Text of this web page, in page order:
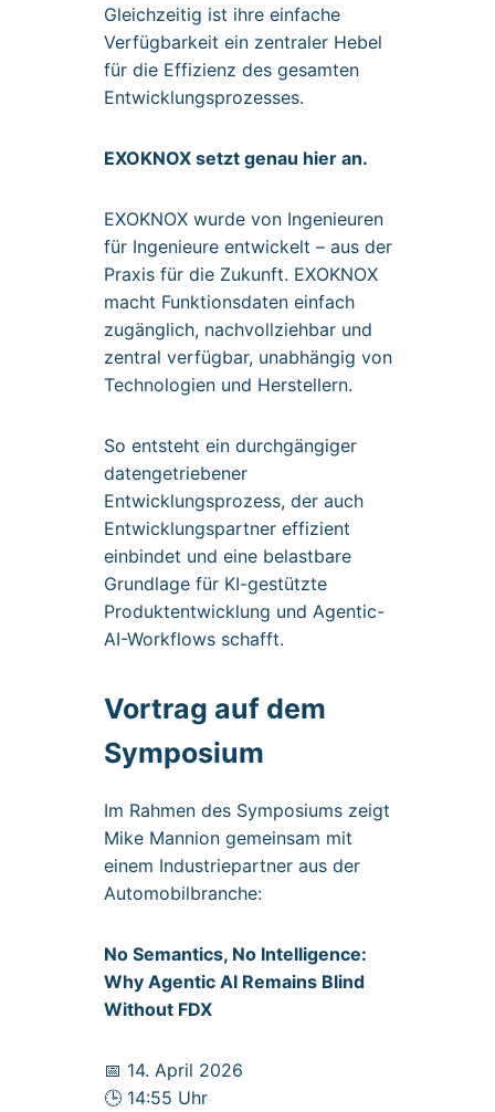
Gleichzeitig ist ihre einfache
Verfügbarkeit ein zentraler Hebel
für die Effizienz des gesamten
Entwicklungsprozesses.
EXOKNOX setzt genau hier an.
EXOKNOX wurde von Ingenieuren
für Ingenieure entwickelt – aus der
Praxis für die Zukunft. EXOKNOX
macht Funktionsdaten einfach
zugänglich, nachvollziehbar und
zentral verfügbar, unabhängig von
Technologien und Herstellern.
So entsteht ein durchgängiger
datengetriebener
Entwicklungsprozess, der auch
Entwicklungspartner effizient
einbindet und eine belastbare
Grundlage für KI-gestützte
Produktentwicklung und Agentic-
AI-Workflows schafft.
Vortrag auf dem
Symposium
Im Rahmen des Symposiums zeigt
Mike Mannion gemeinsam mit
einem Industriepartner aus der
Automobilbranche:
No Semantics, No Intelligence:
Why Agentic AI Remains Blind
Without FDX
📅 14. April 2026
🕒 14:55 Uhr